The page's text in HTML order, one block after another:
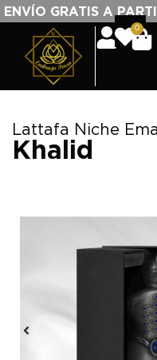
ENVÍO GRATIS A
0
Lattafa Niche
Khalid